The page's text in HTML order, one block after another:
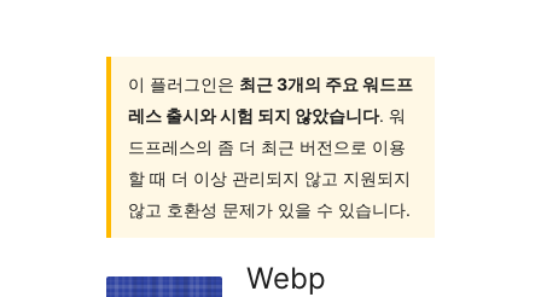
이 플러그인은 최근 3개의 주요 워드프
레스 출시와 시험 되지 않았습니다. 워
드프레스의 좀 더 최근 버전으로 이용
할 때 더 이상 관리되지 않고 지원되지
않고 호환성 문제가 있을 수 있습니다.
Webp